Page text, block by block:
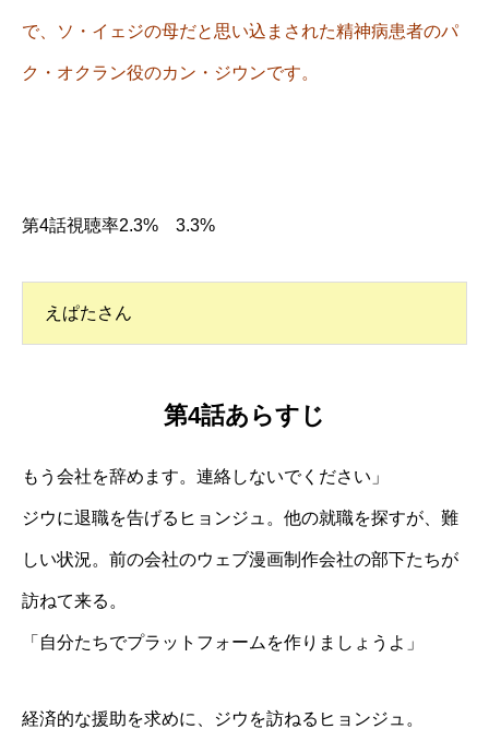
で、ソ・イェジの母だと思い込まされた精神病患者のパ
ク・オクラン役のカン・ジウンです。
第4話視聴率2.3% 3.3%
えぱたさん
第4話あらすじ
もう会社を辞めます。連絡しないでください」
ジウに退職を告げるヒョンジュ。他の就職を探すが、難
しい状況。前の会社のウェブ漫画制作会社の部下たちが
訪ねて来る。
「自分たちでプラットフォームを作りましょうよ」
経済的な援助を求めに、ジウを訪ねるヒョンジュ。